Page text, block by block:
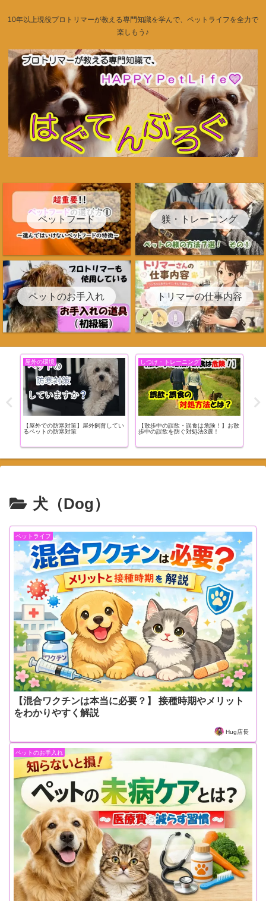
10年以上現役プロトリマーが教える専門知識を学んで、ペットライフを全力で
楽しもう♪
ペットフード 躾・トレーニング
ペットのお手入れ トリマーの仕事内容
屋外の環境
【屋外での防寒対策】屋外飼育してい
るペットの防寒対策
しつけ・トレーニング
【散歩中の誤飲・誤食は危険！】お散
歩中の誤飲を防ぐ対処法3選！
犬（Dog）
ペットライフ
【混合ワクチンは本当に必要？】 接種時期やメリット
をわかりやすく解説
Hug店長
ペットのお手入れ